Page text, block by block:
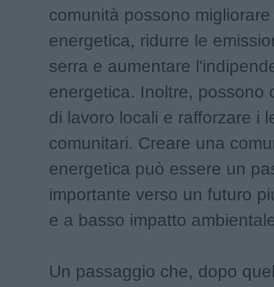
comunità possono
energetica, ridurre le
serra e aumentare
energetica. Inoltre, possono
di lavoro locali e rafforzare i
comunitari. Creare una
energetica può essere un
importante verso un futuro
e a basso impatto
Un passaggio che, dopo